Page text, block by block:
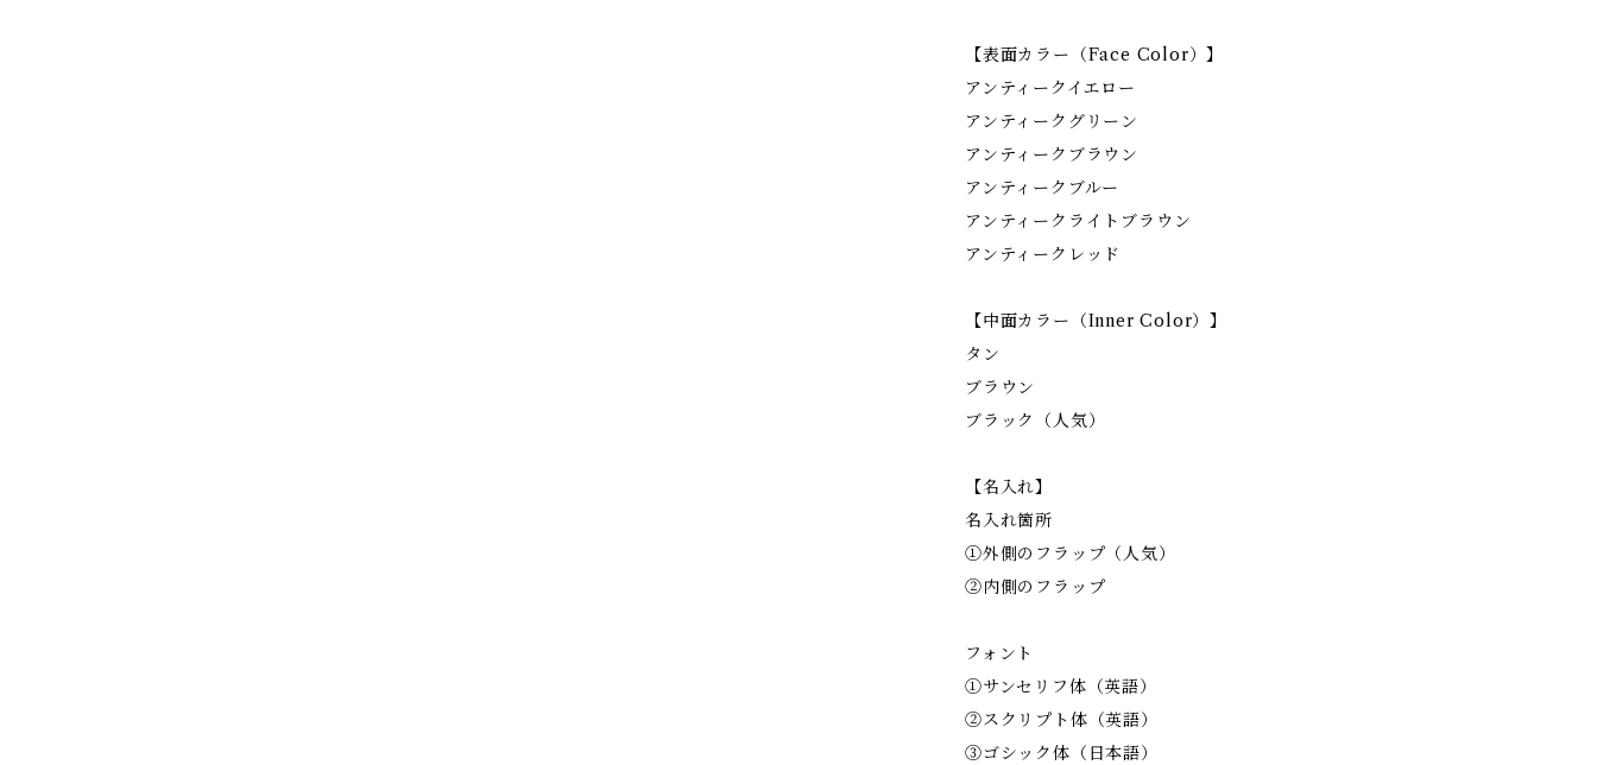
【表面カラー（Face Color）】
アンティークイエロー
アンティークグリーン
アンティークブラウン
アンティークブルー
アンティークライトブラウン
アンティークレッド
【中面カラー（Inner Color）】
タン
ブラウン
ブラック（人気）
【名入れ】
名入れ箇所
①外側のフラップ（人気）
②内側のフラップ
フォント
①サンセリフ体（英語）
②スクリプト体（英語）
③ゴシック体（日本語）